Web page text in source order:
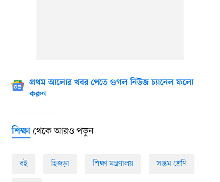
প্রথম আলোর খবর পেতে গুগল নিউজ চ্যানেল ফলো
করুন
শিক্ষাথেকে আরও পড়ুন
বই হিজড়া শিক্ষা মন্ত্রণালয় সপ্তম শ্রেণি